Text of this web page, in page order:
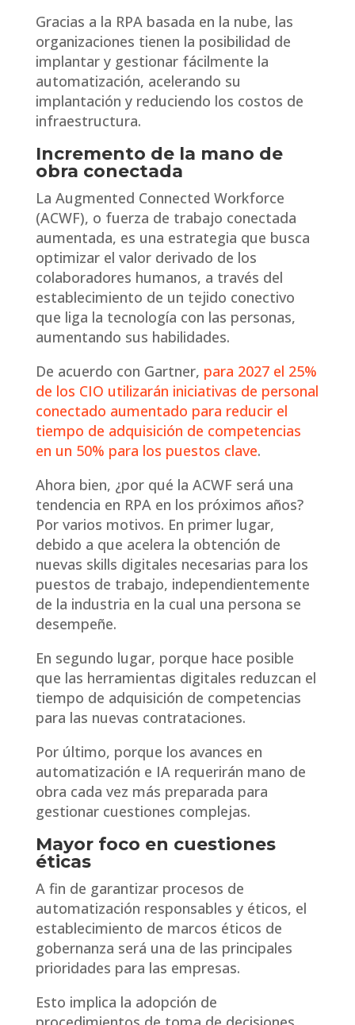
Gracias a la RPA basada en la nube, las
organizaciones tienen la posibilidad de
implantar y gestionar fácilmente la
automatización, acelerando su
implantación y reduciendo los costos de
infraestructura.
Incremento de la mano de
obra conectada
La Augmented Connected Workforce
(ACWF), o fuerza de trabajo conectada
aumentada, es una estrategia que busca
optimizar el valor derivado de los
colaboradores humanos, a través del
establecimiento de un tejido conectivo
que liga la tecnología con las personas,
aumentando sus habilidades.
De acuerdo con Gartner, para 2027 el 25%
de los CIO utilizarán iniciativas de personal
conectado aumentado para reducir el
tiempo de adquisición de competencias
en un 50% para los puestos clave.
Ahora bien, ¿por qué la ACWF será una
tendencia en RPA en los próximos años?
Por varios motivos. En primer lugar,
debido a que acelera la obtención de
nuevas skills digitales necesarias para los
puestos de trabajo, independientemente
de la industria en la cual una persona se
desempeñe.
En segundo lugar, porque hace posible
que las herramientas digitales reduzcan el
tiempo de adquisición de competencias
para las nuevas contrataciones.
Por último, porque los avances en
automatización e IA requerirán mano de
obra cada vez más preparada para
gestionar cuestiones complejas.
Mayor foco en cuestiones
éticas
A fin de garantizar procesos de
automatización responsables y éticos, el
establecimiento de marcos éticos de
gobernanza será una de las principales
prioridades para las empresas.
Esto implica la adopción de